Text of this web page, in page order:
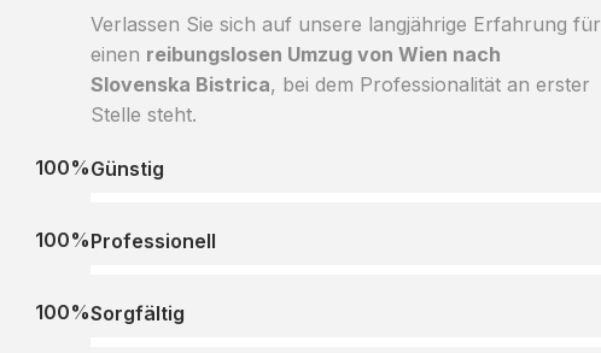
Verlassen Sie sich auf unsere langjährige Erfahrung für
einen reibungslosen Umzug von Wien nach
Slovenska Bistrica, bei dem Professionalität an erster
Stelle steht.
Günstig
100%
Professionell
100%
Sorgfältig
100%